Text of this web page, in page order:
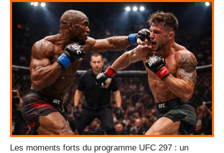
Les moments forts du programme UFC 297 : un